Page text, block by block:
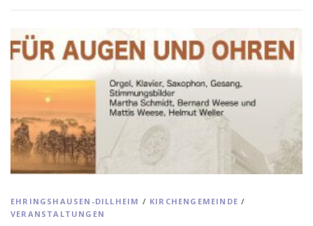
EHRINGSHAUSEN-DILLHEIM / KIRCHENGEMEINDE /
VERANSTALTUNGEN